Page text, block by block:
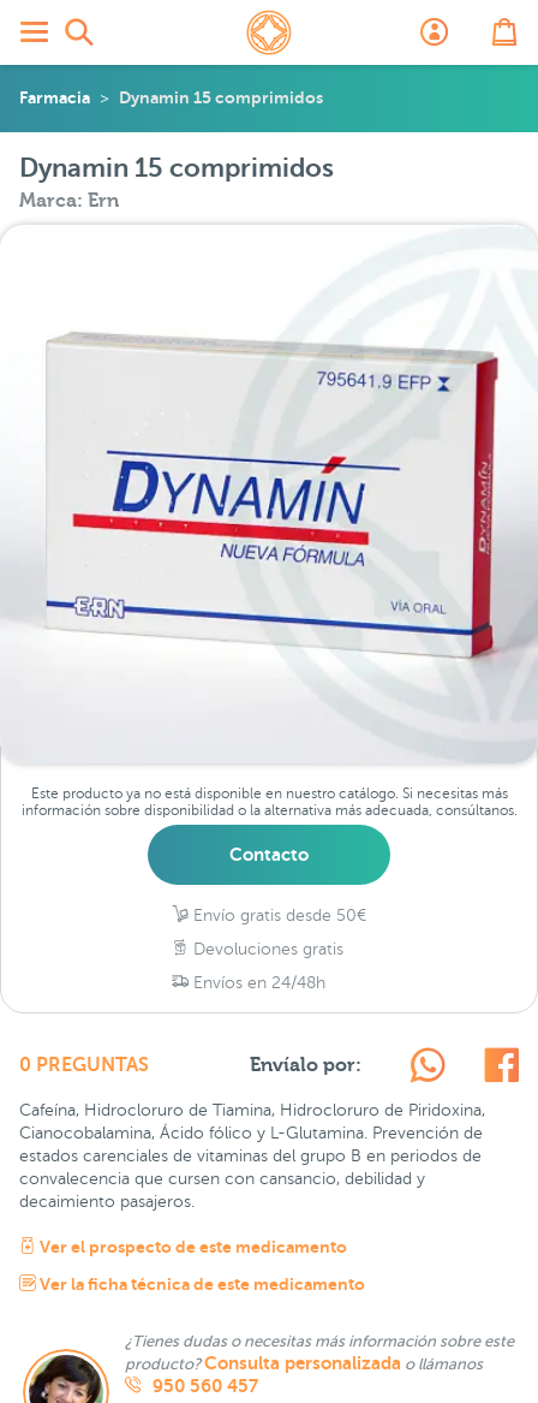
Farmacia Dynamin 15 comprimidos
Dynamin 15 comprimidos
Marca: Ern
Este producto ya no está disponible en nuestro catálogo. Si necesitas más
información sobre disponibilidad o la alternativa más adecuada, consúltanos.
Contacto
Envío gratis desde 50€
Devoluciones gratis
Envíos en 24/48h
0 PREGUNTAS Envíalo por:
Cafeína, Hidrocloruro de Tiamina, Hidrocloruro de Piridoxina,
Cianocobalamina, Ácido fólico y L-Glutamina. Prevención de
estados carenciales de vitaminas del grupo B en periodos de
convalecencia que cursen con cansancio, debilidad y
decaimiento pasajeros.
Ver el prospecto de este medicamento
Ver la ficha técnica de este medicamento
¿Tienes dudas o necesitas más información sobre este
producto?Consulta personalizada o llámanos
950 560 457